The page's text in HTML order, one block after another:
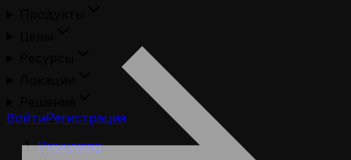
ВойтиРегистрация
Proxywing